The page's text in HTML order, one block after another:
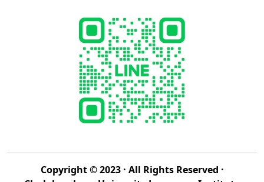
Copyright © 2023 · All Rights Reserved ·